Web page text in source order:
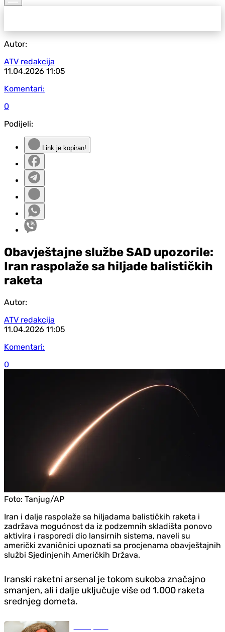
Autor:
ATV redakcija
11.04.2026 11:05
Komentari:
0
Podijeli:
Link je kopiran!
Obavještajne službe SAD upozorile:
Iran raspolaže sa hiljade balističkih
raketa
Autor:
ATV redakcija
11.04.2026 11:05
Komentari:
0
Foto: Tanjug/AP
Iran i dalje raspolaže sa hiljadama balističkih raketa i
zadržava mogućnost da iz podzemnih skladišta ponovo
aktivira i rasporedi dio lansirnih sistema, naveli su
američki zvaničnici upoznati sa procjenama obavještajnih
službi Sjedinjenih Američkih Država.
Iranski raketni arsenal je tokom sukoba značajno
smanjen, ali i dalje uključuje više od 1.000 raketa
srednjeg dometa.